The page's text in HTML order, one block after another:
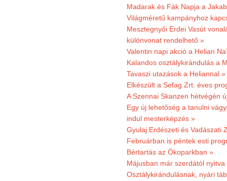
Madarak és Fák Napja a
Világméretű kampányhoz
Mesztegnyői Erdei Vasút
különvonat rendelhető »
Valentin napi akció a Helian
Kalandos osztálykirándulás a
Tavaszi utazások a Heliannal »
Elkészült a Sefag Zrt. éves
A Szennai Skanzen hétvégén
Egy új lehetőség a tanulni
indul mesterképzés »
Gyulaj Erdészeti és Vadászati
Februárban is péntek esti
Bértartás az Ökoparkban »
Májusban már szerdától
Osztálykirándulásnak, nyári